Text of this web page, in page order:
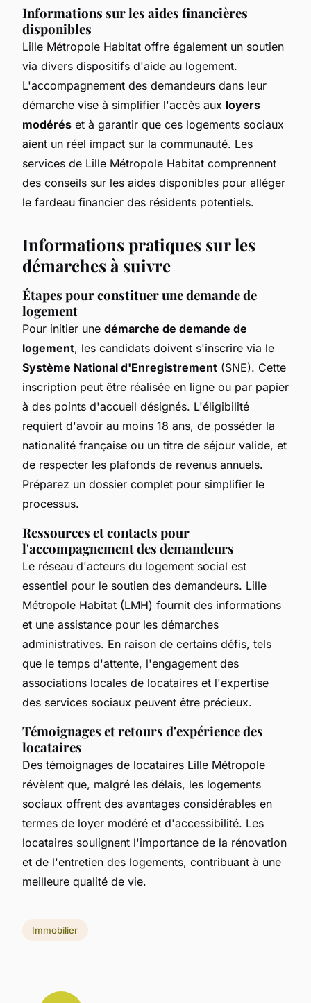
Informations sur les aides financières
disponibles
Lille Métropole Habitat offre également un soutien
via divers dispositifs d'aide au logement.
L'accompagnement des demandeurs dans leur
démarche vise à simplifier l'accès aux loyers
modérés et à garantir que ces logements sociaux
aient un réel impact sur la communauté. Les
services de Lille Métropole Habitat comprennent
des conseils sur les aides disponibles pour alléger
le fardeau financier des résidents potentiels.
Informations pratiques sur les
démarches à suivre
Étapes pour constituer une demande de
logement
Pour initier une démarche de demande de
logement, les candidats doivent s'inscrire via le
Système National d'Enregistrement (SNE). Cette
inscription peut être réalisée en ligne ou par papier
à des points d'accueil désignés. L'éligibilité
requiert d'avoir au moins 18 ans, de posséder la
nationalité française ou un titre de séjour valide, et
de respecter les plafonds de revenus annuels.
Préparez un dossier complet pour simplifier le
processus.
Ressources et contacts pour
l'accompagnement des demandeurs
Le réseau d'acteurs du logement social est
essentiel pour le soutien des demandeurs. Lille
Métropole Habitat (LMH) fournit des informations
et une assistance pour les démarches
administratives. En raison de certains défis, tels
que le temps d'attente, l'engagement des
associations locales de locataires et l'expertise
des services sociaux peuvent être précieux.
Témoignages et retours d'expérience des
locataires
Des témoignages de locataires Lille Métropole
révèlent que, malgré les délais, les logements
sociaux offrent des avantages considérables en
termes de loyer modéré et d'accessibilité. Les
locataires soulignent l'importance de la rénovation
et de l'entretien des logements, contribuant à une
meilleure qualité de vie.
Immobilier